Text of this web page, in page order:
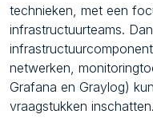
technieken, met een
infrastructuurteams.
netwerken,
Grafana en Graylog)
vraagstukken inschatten.